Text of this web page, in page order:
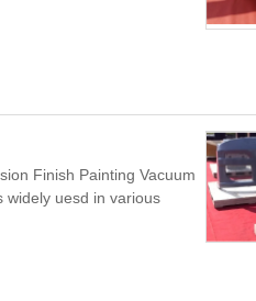
Finish Painting Vacuum
widely uesd in various